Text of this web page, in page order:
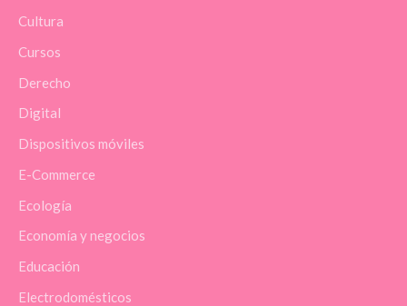
Cultura
Cursos
Derecho
Digital
Dispositivos móviles
E-Commerce
Ecología
Economía y negocios
Educación
Electrodomésticos